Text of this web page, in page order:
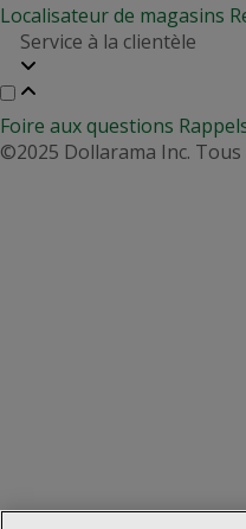
Localisateur de magasins
Service à la clientèle
Foire aux questions
©2025 Dollarama Inc.